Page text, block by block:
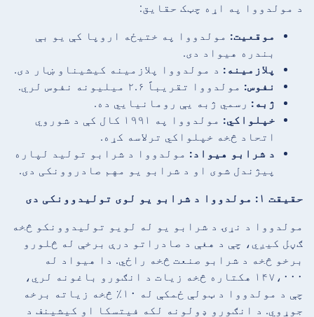
د مولدووا په اړه چټک حقایق:
موقعیت: مولدووا په ختیځه اروپا کې یو بې
بندره هیواد دی.
پلازمینه: د مولدووا پلازمینه کیشیناو ښار دی.
نفوس: مولدووا تقریباً ۲.۶ میلیونه نفوس لري.
ژبه: رسمي ژبه یې رومانیایي ده.
خپلواکي:
مولدووا په ۱۹۹۱ کال کې د شوروي
اتحاد څخه خپلواکي ترلاسه کړه.
د شرابو هیواد: مولدووا د شرابو تولید لپاره
پیژندل شوی او د شرابو یو مهم صادروونکی دی.
حقیقت ۱: مولدووا د شرابو یو لوی تولیدوونکی دی
مولدووا د نړۍ د شرابو یو له لویو تولیدوونکو څخه
ګڼل کیږي، چې د هغې د صادراتو درې برخې له څلورو
برخو څخه د شرابو صنعت څخه راځي. دا هیواد له
۱۴۷،۰۰۰ هکتاره څخه زیات د انګورو باغونه لري،
چې د مولدووا د ټولې ځمکې له ۱۰٪ څخه زیاته برخه
جوړوي. د انګورو ډولونه لکه فیتسکا او کیشینف د